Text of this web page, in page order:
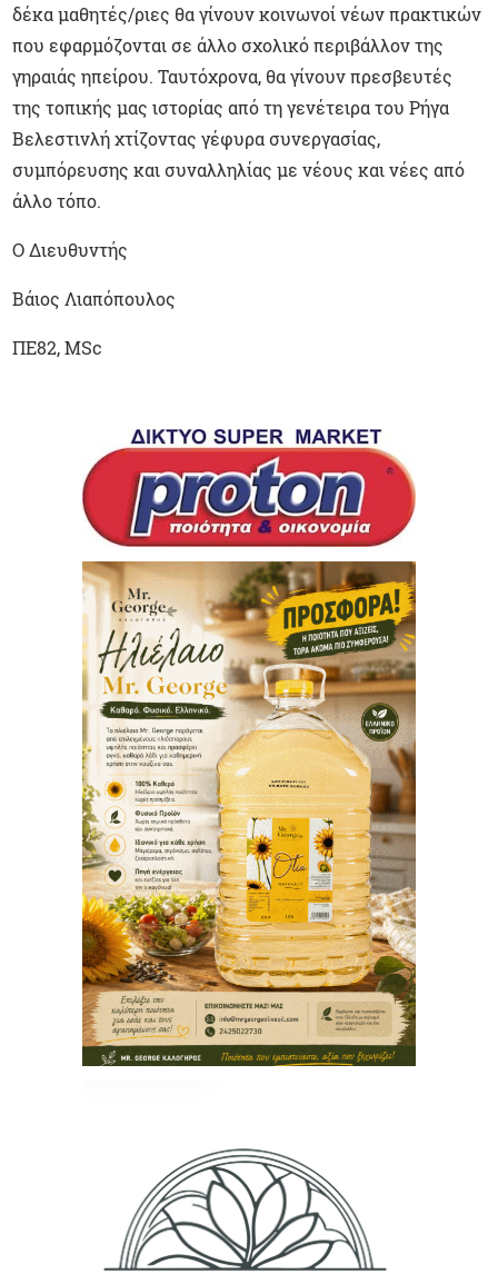
δέκα μαθητές/ριες θα γίνουν κοινωνοί νέων πρακτικών
που εφαρμόζονται σε άλλο σχολικό περιβάλλον της
γηραιάς ηπείρου. Ταυτόχρονα, θα γίνουν πρεσβευτές
της τοπικής μας ιστορίας από τη γενέτειρα του Ρήγα
Βελεστινλή χτίζοντας γέφυρα συνεργασίας,
συμπόρευσης και συναλληλίας με νέους και νέες από
άλλο τόπο.
Ο Διευθυντής
Βάιος Λιαπόπουλος
ΠΕ82, MSc